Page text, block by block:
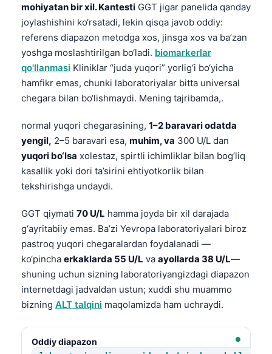
mohiyatan bir xil. Kantesti GGT jigar panelida qanday
joylashishini ko‘rsatadi, lekin qisqa javob oddiy:
referens diapazon metodga xos, jinsga xos va ba’zan
yoshga moslashtirilgan bo‘ladi. biomarkerlar
qo'llanmasi Kliniklar “juda yuqori” yorlig‘i bo‘yicha
hamfikr emas, chunki laboratoriyalar bitta universal
chegara bilan bo‘lishmaydi. Mening tajribamda,.
normal yuqori chegarasining, 1–2 baravari odatda
yengil, 2–5 baravari esa, muhim, va 300 U/L dan
yuqori bo‘lsa xolestaz, spirtli ichimliklar bilan bog‘liq
kasallik yoki dori ta’sirini ehtiyotkorlik bilan
tekshirishga undaydi.
GGT qiymati 70 U/L hamma joyda bir xil darajada
g‘ayritabiiy emas. Ba’zi Yevropa laboratoriyalari biroz
pastroq yuqori chegaralardan foydalanadi —
ko‘pincha erkaklarda 55 U/L va ayollarda 38 U/L—
shuning uchun sizning laboratoriyangizdagi diapazon
internetdagi jadvaldan ustun; xuddi shu muammo
bizning ALT talqini maqolamizda ham uchraydi.
Oddiy diapazon